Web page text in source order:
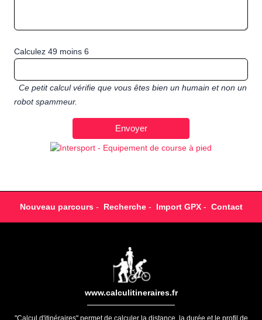
Calculez 49 moins 6
Ce petit calcul vérifie que vous êtes bien un humain et non un
robot spammeur.
Nouveau parcours- Recherche- Import GPX- Contact
www.calculitineraires.fr
"Calcul d'itinéraires" permet de calculer la distance, la durée et le profil de